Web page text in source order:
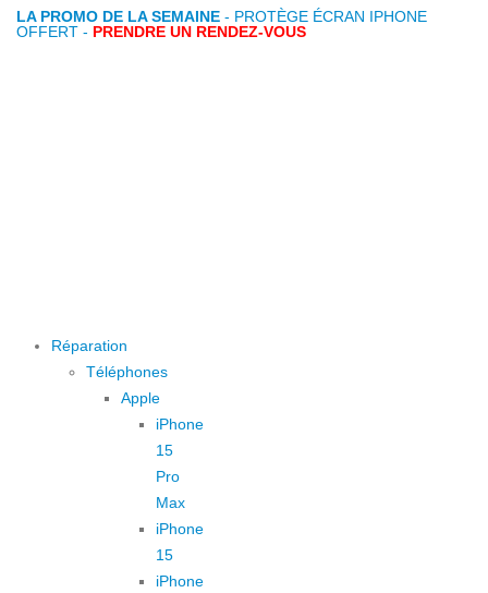
LA PROMO DE LA SEMAINE - PROTÈGE ÉCRAN IPHONE
OFFERT - PRENDRE UN RENDEZ-VOUS
Réparation
Téléphones
Apple
iPhone
15
Pro
Max
iPhone
15
iPhone